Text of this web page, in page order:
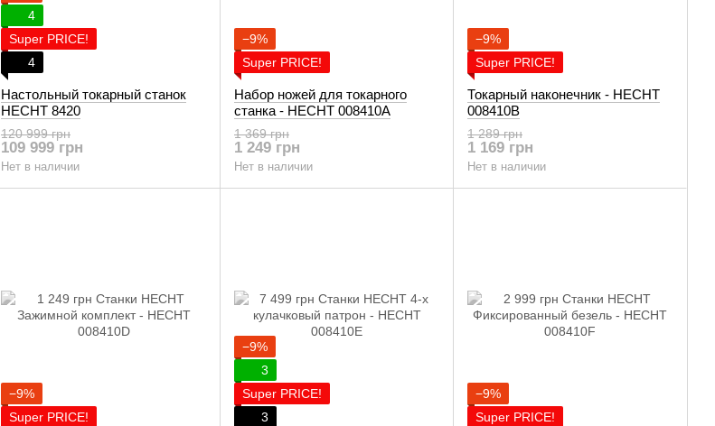
4
Super PRICE!
4
Настольный токарный станок
HECHT 8420
120 999 грн
109 999 грн
Нет в наличии
−9%
Super PRICE!
Набор ножей для токарного
станка - HECHT 008410A
1 369 грн
1 249 грн
Нет в наличии
−9%
Super PRICE!
Токарный наконечник - HECHT
008410B
1 289 грн
1 169 грн
Нет в наличии
−9%
Super PRICE!
−9%
3
Super PRICE!
3
−9%
Super PRICE!